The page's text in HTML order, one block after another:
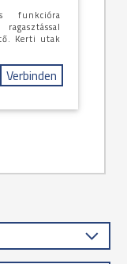
funkcióra
Verbinden